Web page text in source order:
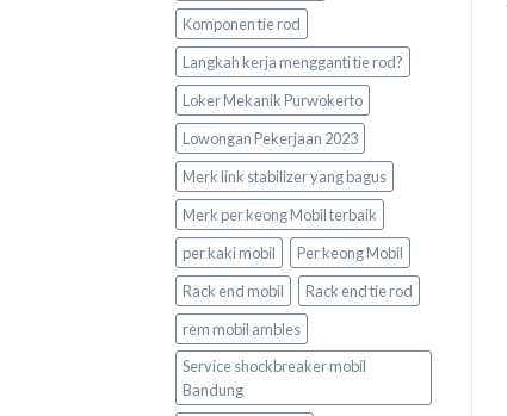
Komponen tie rod
Langkah kerja mengganti tie rod?
Loker Mekanik Purwokerto
Lowongan Pekerjaan 2023
Merk link stabilizer yang bagus
Merk per keong Mobil terbaik
per kaki mobil
Per keong Mobil
Rack end mobil
Rack end tie rod
rem mobil ambles
Service shockbreaker mobil
Bandung